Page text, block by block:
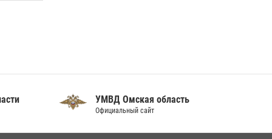
сдачи оружия в Омской области
10 июля 2026, 06:04
УМВД Омская область
Официальный сайт